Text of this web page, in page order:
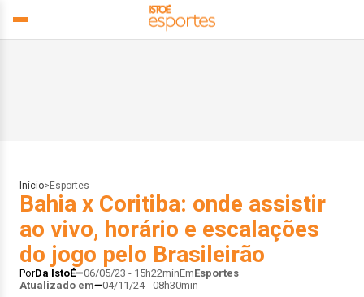
Início> Esportes
Bahia x Coritiba: onde assistir
ao vivo, horário e escalações
do jogo pelo Brasileirão
PorDa IstoÉ 06/05/23 - 15h22minEmEsportes
Atualizado em
04/11/24 - 08h30min